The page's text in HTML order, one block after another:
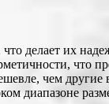
делает их
что
чем